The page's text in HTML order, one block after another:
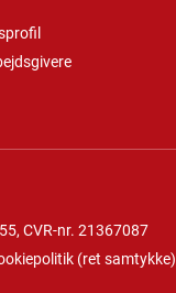
, CVR-nr. 21367087
(ret samtykke)